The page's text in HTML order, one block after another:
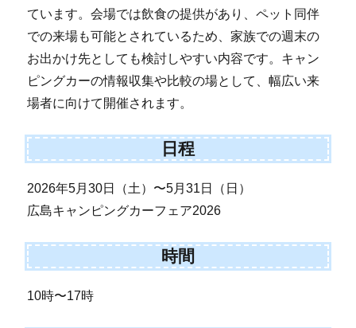
ています。会場では飲食の提供があり、ペット同伴
での来場も可能とされているため、家族での週末の
お出かけ先としても検討しやすい内容です。キャン
ピングカーの情報収集や比較の場として、幅広い来
場者に向けて開催されます。
日程
2026年5月30日（土）〜5月31日（日）
広島キャンピングカーフェア2026
時間
10時〜17時